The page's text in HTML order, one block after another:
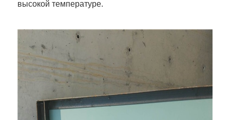
высокой температуре.